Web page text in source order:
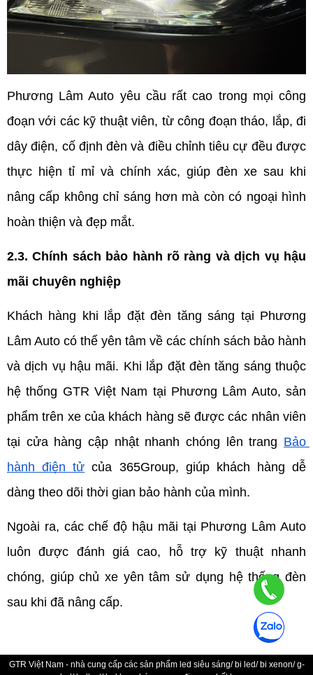
Phương Lâm Auto yêu cầu rất cao trong mọi công
đoạn với các kỹ thuật viên, từ công đoạn tháo, lắp, đi
dây điện, cố định đèn và điều chỉnh tiêu cự đều được
thực hiện tỉ mỉ và chính xác, giúp đèn xe sau khi
nâng cấp không chỉ sáng hơn mà còn có ngoại hình
hoàn thiện và đẹp mắt.
2.3. Chính sách bảo hành rõ ràng và dịch vụ hậu
mãi chuyên nghiệp
Khách hàng khi lắp đặt đèn tăng sáng tại Phương
Lâm Auto có thể yên tâm về các chính sách bảo hành
và dịch vụ hậu mãi. Khi lắp đặt đèn tăng sáng thuộc
hệ thống GTR Việt Nam tại Phương Lâm Auto, sản
phẩm trên xe của khách hàng sẽ được các nhân viên
tại cửa hàng cập nhật nhanh chóng lên trang Bảo
hành điện tử của 365Group, giúp khách hàng dễ
dàng theo dõi thời gian bảo hành của mình.
Ngoài ra, các chế độ hậu mãi tại Phương Lâm Auto
luôn được đánh giá cao, hỗ trợ kỹ thuật nhanh
chóng, giúp chủ xe yên tâm sử dụng hệ thống đèn
sau khi đã nâng cấp.
GTR Việt Nam - nhà cung cấp các sản phẩm led siêu sáng/ bi led/ bi xenon/ g-